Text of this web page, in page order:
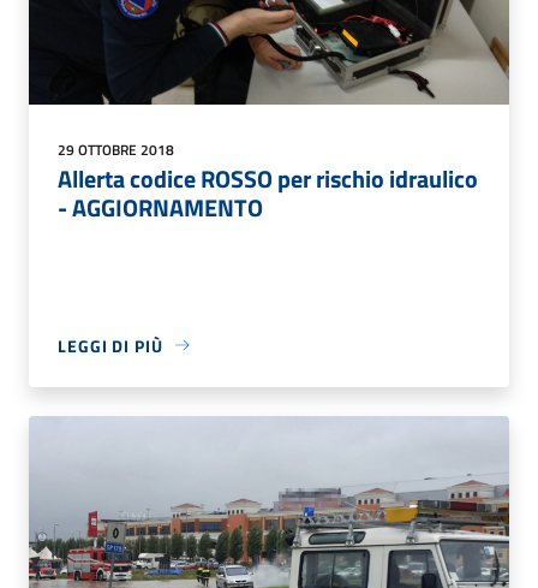
29 OTTOBRE 2018
Allerta codice ROSSO per rischio idraulico
- AGGIORNAMENTO
LEGGI DI PIÙ